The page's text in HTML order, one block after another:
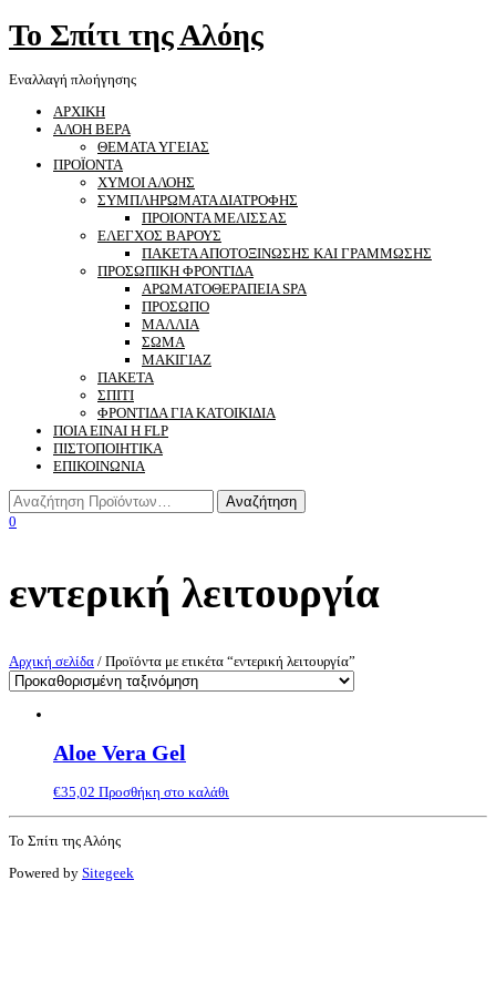
Το Σπίτι της Αλόης
Εναλλαγή πλοήγησης
ΑΡΧΙΚΗ
ΑΛΟΗ ΒΕΡΑ
ΘΕΜΑΤΑ ΥΓΕΙΑΣ
ΠΡΟΪΟΝΤΑ
ΧΥΜΟΙ ΑΛΟΗΣ
ΣΥΜΠΛΗΡΩΜΑΤΑ ΔΙΑΤΡΟΦΗΣ
ΠΡΟΙΟΝΤΑ ΜΕΛΙΣΣΑΣ
ΕΛΕΓΧΟΣ ΒΑΡΟΥΣ
ΠΑΚΕΤΑ ΑΠΟΤΟΞΙΝΩΣΗΣ ΚΑΙ ΓΡΑΜΜΩΣΗΣ
ΠΡΟΣΩΠΙΚΗ ΦΡΟΝΤΙΔΑ
ΑΡΩΜΑΤΟΘΕΡΑΠΕΙΑ SPA
ΠΡΟΣΩΠΟ
ΜΑΛΛΙΑ
ΣΩΜΑ
ΜΑΚΙΓΙΑΖ
ΠΑΚΕΤΑ
ΣΠΙΤΙ
ΦΡΟΝΤΙΔΑ ΓΙΑ ΚΑΤΟΙΚΙΔΙΑ
ΠΟΙΑ ΕΙΝΑΙ Η FLP
ΠΙΣΤΟΠΟΙΗΤΙΚΑ
ΕΠΙΚΟΙΝΩΝΙΑ
0
εντερική λειτουργία
Αρχική σελίδα / Προϊόντα με ετικέτα “εντερική λειτουργία”
Aloe Vera Gel
€35,02 Προσθήκη στο καλάθι
Το Σπίτι της Αλόης
Powered by Sitegeek